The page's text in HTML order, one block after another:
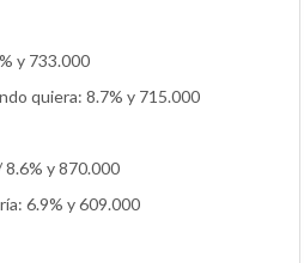
y 733.000
quiera: 8.7% y 715.000
y 870.000
6.9% y 609.000